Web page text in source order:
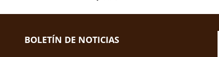
BOLETÍN DE NOTICIAS